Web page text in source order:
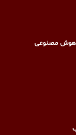
هوش مصنوعی